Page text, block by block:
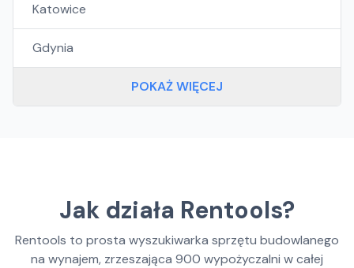
Katowice
Gdynia
POKAŻ WIĘCEJ
Jak działa Rentools?
Rentools to prosta wyszukiwarka sprzętu budowlanego
na wynajem, zrzeszająca 900 wypożyczalni w całej